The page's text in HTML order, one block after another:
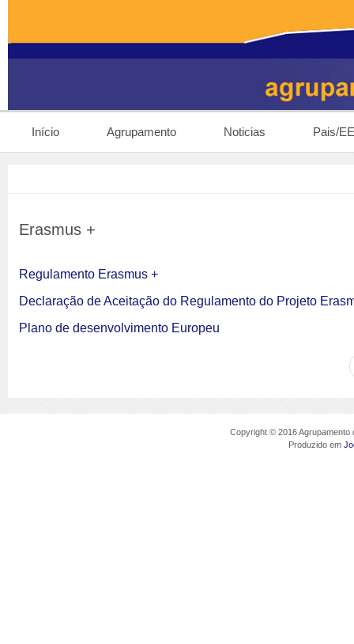
Início Agrupamento Noticias Pais/EE
Erasmus +
Regulamento Erasmus +
Declaração de Aceitação do Regulamento do Projeto
Plano de desenvolvimento Europeu
Copyright © 2016
Produzido em